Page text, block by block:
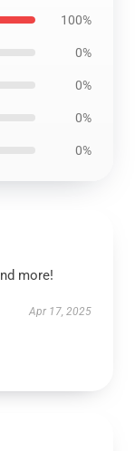
100%
0%
0%
0%
0%
more!
Apr 17, 2025